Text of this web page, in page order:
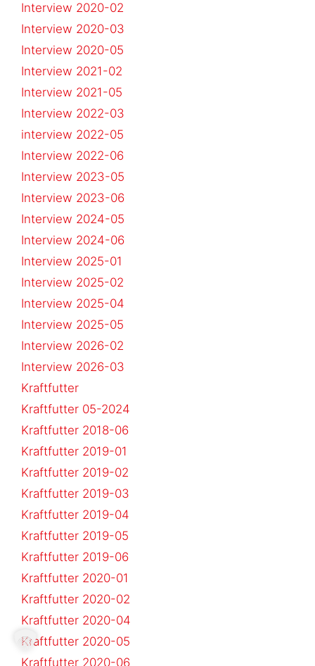
Interview 2020-02
Interview 2020-03
Interview 2020-05
Interview 2021-02
Interview 2021-05
Interview 2022-03
interview 2022-05
Interview 2022-06
Interview 2023-05
Interview 2023-06
Interview 2024-05
Interview 2024-06
Interview 2025-01
Interview 2025-02
Interview 2025-04
Interview 2025-05
Interview 2026-02
Interview 2026-03
Kraftfutter
Kraftfutter 05-2024
Kraftfutter 2018-06
Kraftfutter 2019-01
Kraftfutter 2019-02
Kraftfutter 2019-03
Kraftfutter 2019-04
Kraftfutter 2019-05
Kraftfutter 2019-06
Kraftfutter 2020-01
Kraftfutter 2020-02
Kraftfutter 2020-04
Kraftfutter 2020-05
Kraftfutter 2020-06